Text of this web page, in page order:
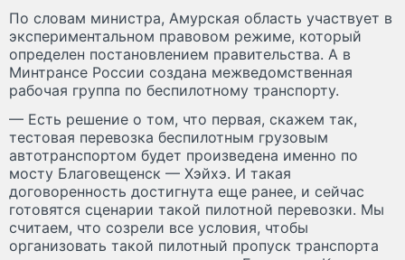
По словам министра, Амурская область участвует в
экспериментальном правовом режиме, который
определен постановлением правительства. А в
Минтрансе России создана межведомственная
рабочая группа по беспилотному транспорту.
— Есть решение о том, что первая, скажем так,
тестовая перевозка беспилотным грузовым
автотранспортом будет произведена именно по
мосту Благовещенск — Хэйхэ. И такая
договоренность достигнута еще ранее, и сейчас
готовятся сценарии такой пилотной перевозки. Мы
считаем, что созрели все условия, чтобы
организовать такой пилотный пропуск транспорта